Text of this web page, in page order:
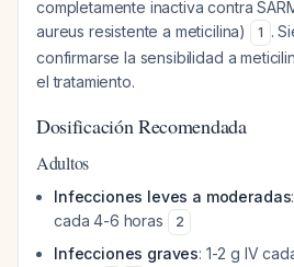
completamente inactiva contra
aureus resistente a meticilina)
1 .
confirmarse la sensibilidad a
el tratamiento.
Dosificación Recomendada
Adultos
Infecciones leves a moderadas
cada 4-6 horas
2
Infecciones graves: 1-2 g IV